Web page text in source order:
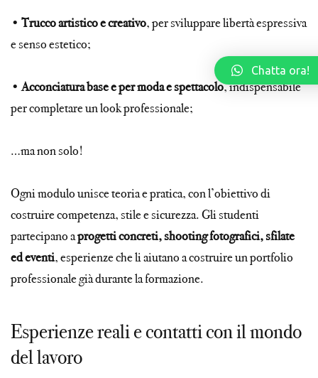
• Truccoartistico e creativo, per sviluppare libertà espressiva
e senso estetico;
•Acconciatura base eper moda e spettacolo, indispensabile
per completare un look professionale;
…ma non solo!
Ogni modulo unisce teoria e pratica, con l’obiettivo di
costruire competenza, stile e sicurezza. Gli studenti
partecipano aprogetti concreti, shooting fotografici, sfilate
ed eventi, esperienze che li aiutano a costruire un portfolio
professionale già durante la formazione.
Esperienze reali e contatti con il mondo
del lavoro
Chatta ora!